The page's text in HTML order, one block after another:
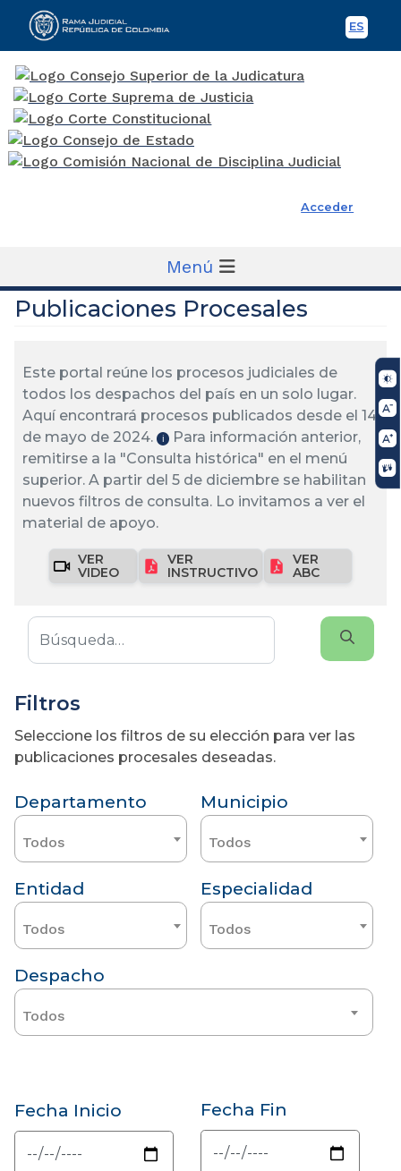
ES
Rama Judicial
Acceder
Menú
Publicaciones Procesales
Este portal reúne los procesos judiciales de
todos los despachos del país en un solo lugar.
Aquí encontrará procesos publicados desde el 14
de mayo de 2024.
ℹ️
Para información anterior,
remitirse a la "Consulta histórica" en el menú
superior. A partir del 5 de diciembre se habilitan
nuevos filtros de consulta. Lo invitamos a ver el
material de apoyo.
VER
VIDEO
VER
INSTRUCTIVO
VER
ABC
Filtros
Seleccione los filtros de su elección para ver las
publicaciones procesales deseadas.
Departamento
Todos
Municipio
Todos
Entidad
Todos
Especialidad
Todos
Despacho
Todos
Fecha Inicio Fecha Fin